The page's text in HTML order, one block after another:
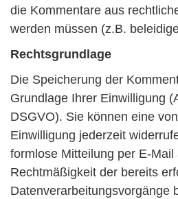
die Kommentare aus
werden müssen (z.B.
Rechtsgrundlage
Die Speicherung der
Grundlage Ihrer Einwilligung
DSGVO). Sie können eine
Einwilligung jederzeit
formlose Mitteilung per E-Mail
Rechtmäßigkeit der bereits
Datenverarbeitungsvorgänge